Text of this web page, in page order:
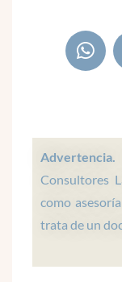
W
h
a
a
p
p
Advertencia.
Consultores
como
trata de un